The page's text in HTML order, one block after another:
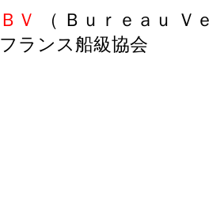
ＢＶ
（ Ｂｕｒｅａｕ Ｖ
フランス船級協会